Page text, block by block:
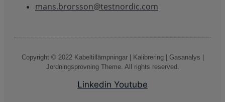
mans.brorsson@testnordic.com
Copyright © 2022 Kabeltillämpningar | Kalibrering | Gasanalys |
Jordningsprovning Theme. All rights reserved.
Linkedin Youtube